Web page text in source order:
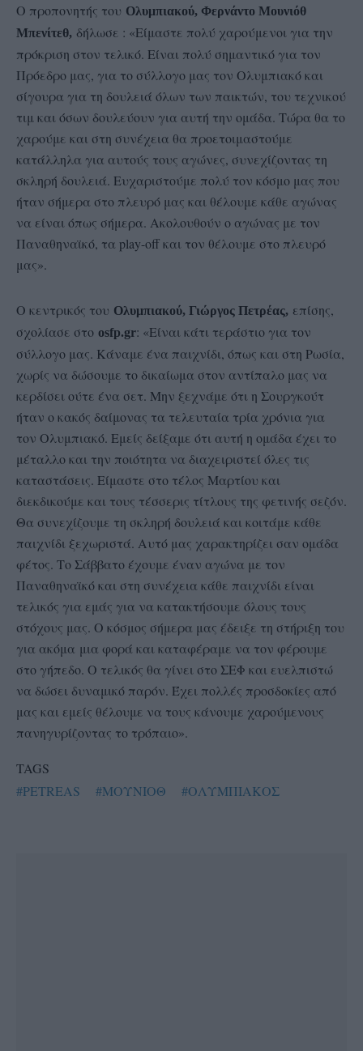
Ο προπονητής του Ολυμπιακού, Φερνάντο Μουνιόθ
Μπενίτεθ, δήλωσε : «Είμαστε πολύ χαρούμενοι για την
πρόκριση στον τελικό. Είναι πολύ σημαντικό για τον
Πρόεδρο μας, για το σύλλογο μας τον Ολυμπιακό και
σίγουρα για τη δουλειά όλων των παικτών, του τεχνικού
τιμ και όσων δουλεύουν για αυτή την ομάδα. Τώρα θα το
χαρούμε και στη συνέχεια θα προετοιμαστούμε
κατάλληλα για αυτούς τους αγώνες, συνεχίζοντας τη
σκληρή δουλειά. Ευχαριστούμε πολύ τον κόσμο μας που
ήταν σήμερα στο πλευρό μας και θέλουμε κάθε αγώνας
να είναι όπως σήμερα. Ακολουθούν ο αγώνας με τον
Παναθηναϊκό, τα play-off και τον θέλουμε στο πλευρό
μας».
Ο κεντρικός του Ολυμπιακού, Γιώργος Πετρέας, επίσης,
σχολίασε στο osfp.gr: «Είναι κάτι τεράστιο για τον
σύλλογο μας. Κάναμε ένα παιχνίδι, όπως και στη Ρωσία,
χωρίς να δώσουμε το δικαίωμα στον αντίπαλο μας να
κερδίσει ούτε ένα σετ. Μην ξεχνάμε ότι η Σουργκούτ
ήταν ο κακός δαίμονας τα τελευταία τρία χρόνια για
τον Ολυμπιακό. Εμείς δείξαμε ότι αυτή η ομάδα έχει το
μέταλλο και την ποιότητα να διαχειριστεί όλες τις
καταστάσεις. Είμαστε στο τέλος Μαρτίου και
διεκδικούμε και τους τέσσερις τίτλους της φετινής σεζόν.
Θα συνεχίζουμε τη σκληρή δουλειά και κοιτάμε κάθε
παιχνίδι ξεχωριστά. Αυτό μας χαρακτηρίζει σαν ομάδα
φέτος. Το Σάββατο έχουμε έναν αγώνα με τον
Παναθηναϊκό και στη συνέχεια κάθε παιχνίδι είναι
τελικός για εμάς για να κατακτήσουμε όλους τους
στόχους μας. Ο κόσμος σήμερα μας έδειξε τη στήριξη του
για ακόμα μια φορά και καταφέραμε να τον φέρουμε
στο γήπεδο. Ο τελικός θα γίνει στο ΣΕΦ και ευελπιστώ
να δώσει δυναμικό παρόν. Έχει πολλές προσδοκίες από
μας και εμείς θέλουμε να τους κάνουμε χαρούμενους
πανηγυρίζοντας το τρόπαιο».
TAGS
#PETREAS
#ΜΟΥΝΙΟΘ #ΟΛΥΜΠΙΑΚΟΣ